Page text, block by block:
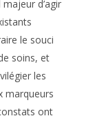
d’agir
le souci
soins, et
les
marqueurs
ont